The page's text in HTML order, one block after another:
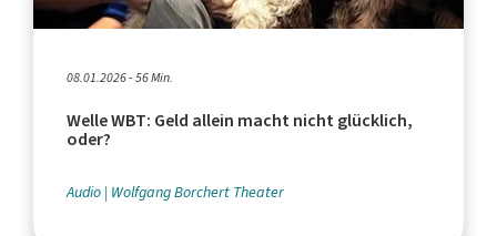
08.01.2026 - 56 Min.
Welle WBT: Geld allein macht nicht glücklich,
oder?
Audio Wolfgang Borchert Theater